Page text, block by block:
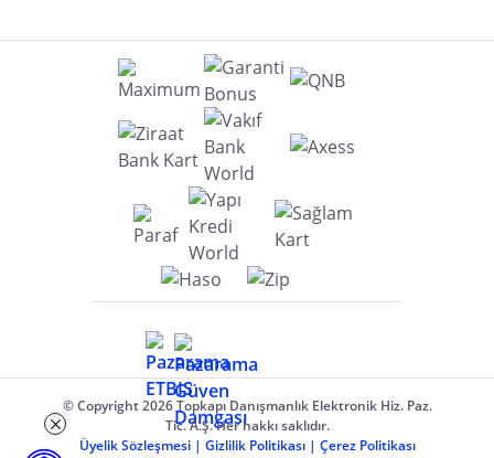
© Copyright 2026 Topkapı Danışmanlık Elektronik Hiz. Paz.
Tic. A.Ş. Her hakkı saklıdır.
Üyelik Sözleşmesi | Gizlilik Politikası | Çerez Politikası